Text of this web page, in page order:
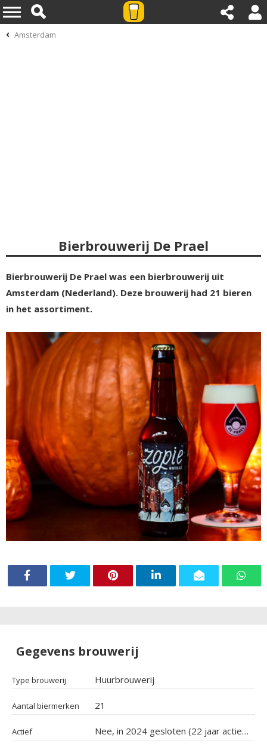
Amsterdam
Bierbrouwerij De Prael
Bierbrouwerij De Prael was een bierbrouwerij uit
Amsterdam (Nederland). Deze brouwerij had 21 bieren
in het assortiment.
Gegevens brouwerij
Type brouwerij Huurbrouwerij
Aantal biermerken 21
Actief Nee, in 2024 gesloten (22 jaar actief geweest)